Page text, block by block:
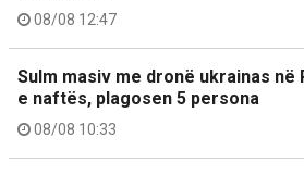
08/08 12:47
Sulm masiv me dronë ukrainas
e naftës, plagosen 5 persona
08/08 10:33